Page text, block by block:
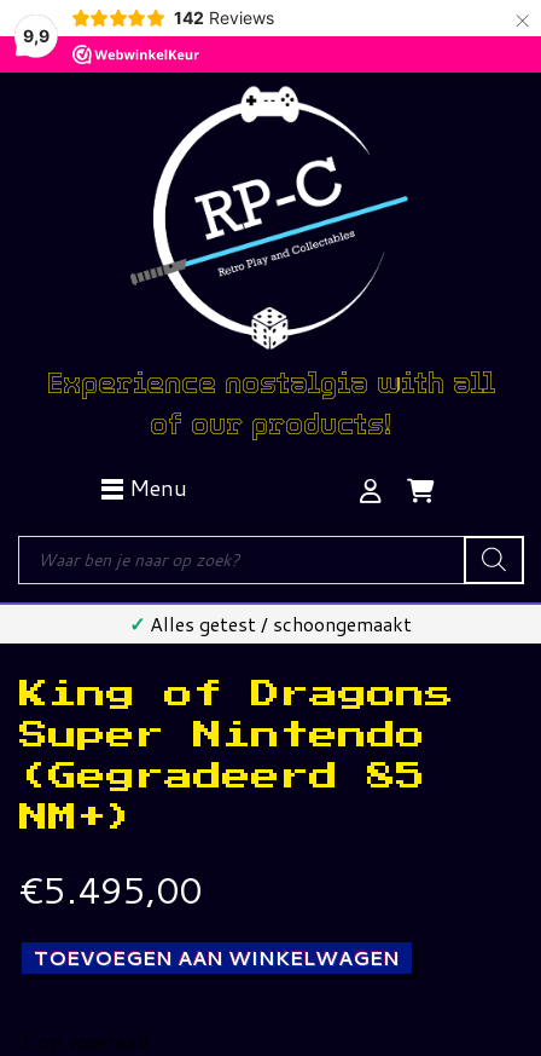
9,9
142 Reviews ×
Experience nostalgia with all
of our products!
Menu
Producten
zoeken
✓ Alles getest / schoongemaakt
King of Dragons
Super Nintendo
(Gegradeerd 85
NM+)
€5.495,00
TOEVOEGEN AAN WINKELWAGEN
1 op voorraad